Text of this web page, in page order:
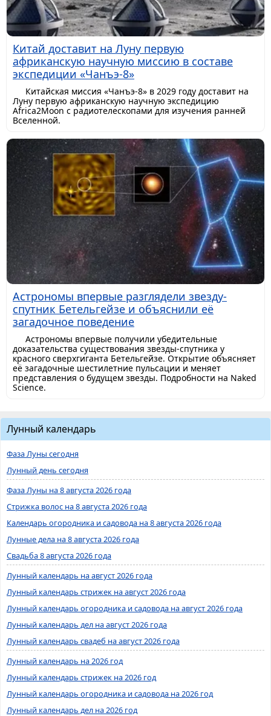
Китай доставит на Луну первую
африканскую научную миссию в составе
экспедиции «Чанъэ-8»
Китайская миссия «Чанъэ-8» в 2029 году доставит на
Луну первую африканскую научную экспедицию
Africa2Moon с радиотелескопами для изучения ранней
Вселенной.
Астрономы впервые разглядели звезду-
спутник Бетельгейзе и объяснили её
загадочное поведение
Астрономы впервые получили убедительные
доказательства существования звезды-спутника у
красного сверхгиганта Бетельгейзе. Открытие объясняет
её загадочные шестилетние пульсации и меняет
представления о будущем звезды. Подробности на Naked
Science.
Лунный календарь
Фаза Луны сегодня
Лунный день сегодня
Фаза Луны на 8 августа 2026 года
Стрижка волос на 8 августа 2026 года
Календарь огородника и садовода на 8 августа 2026 года
Лунные дела на 8 августа 2026 года
Свадьба 8 августа 2026 года
Лунный календарь на август 2026 года
Лунный календарь стрижек на август 2026 года
Лунный календарь огородника и садовода на август 2026 года
Лунный календарь дел на август 2026 года
Лунный календарь свадеб на август 2026 года
Лунный календарь на 2026 год
Лунный календарь стрижек на 2026 год
Лунный календарь огородника и садовода на 2026 год
Лунный календарь дел на 2026 год